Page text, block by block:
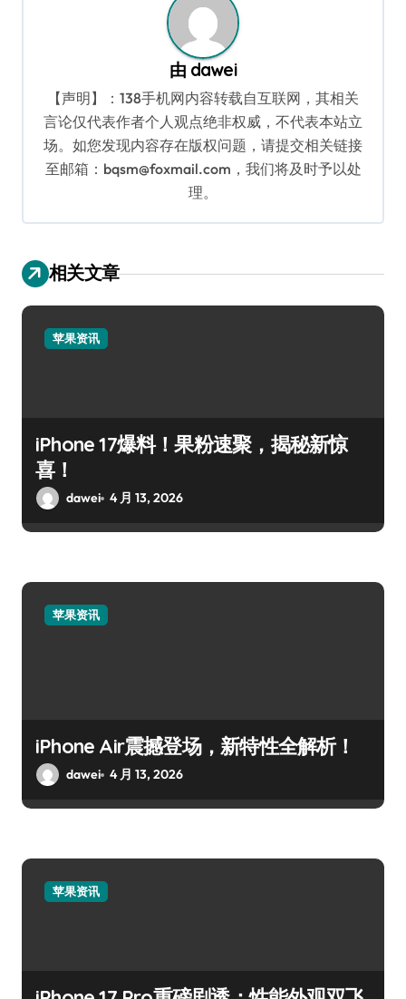
由 dawei
【声明】：138手机网内容转载自互联网，其相关
言论仅代表作者个人观点绝非权威，不代表本站立
场。如您发现内容存在版权问题，请提交相关链接
至邮箱：bqsm@foxmail.com，我们将及时予以处
理。
相关文章
苹果资讯
iPhone 17爆料！果粉速聚，揭秘新惊
喜！
dawei 4 月 13, 2026
苹果资讯
iPhone Air震撼登场，新特性全解析！
dawei 4 月 13, 2026
苹果资讯